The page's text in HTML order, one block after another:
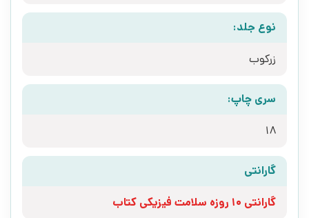
نوع جلد:
زرکوب
سری چاپ:
18
گارانتی
گارانتی 10 روزه سلامت فیزیکی کتاب